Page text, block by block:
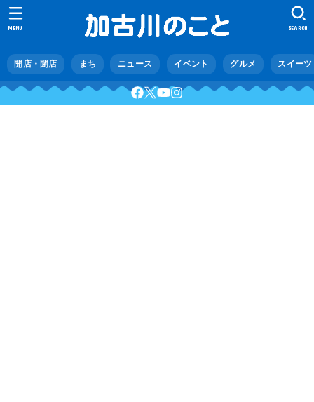
開店・閉店 まち ニュース イベント グルメ スイーツ
SEARCH
MENU